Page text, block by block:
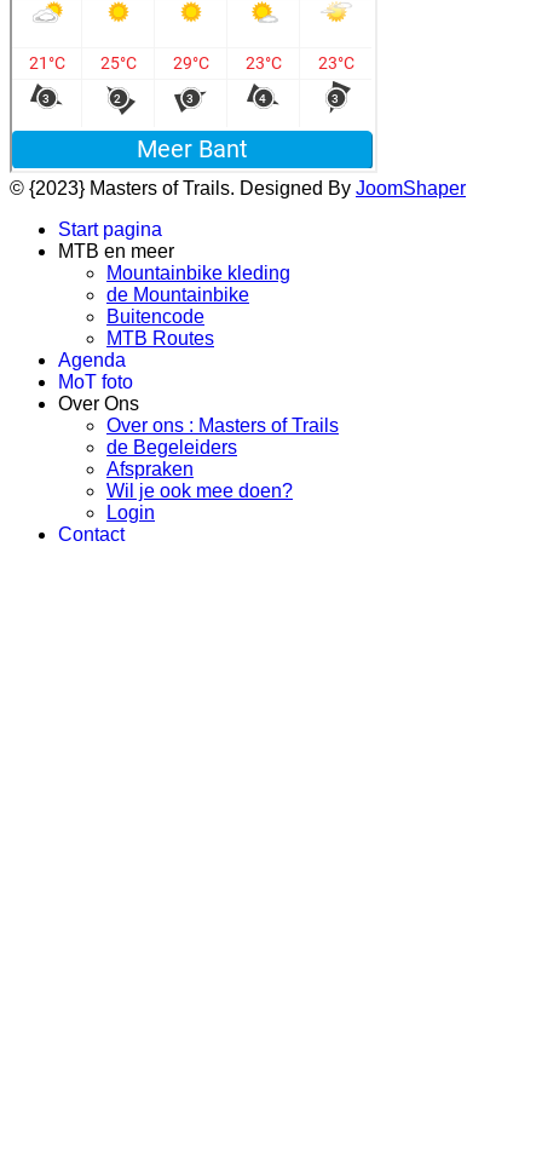
© {2023} Masters of Trails. Designed By JoomShaper
Start pagina
MTB en meer
Mountainbike kleding
de Mountainbike
Buitencode
MTB Routes
Agenda
MoT foto
Over Ons
Over ons : Masters of Trails
de Begeleiders
Afspraken
Wil je ook mee doen?
Login
Contact